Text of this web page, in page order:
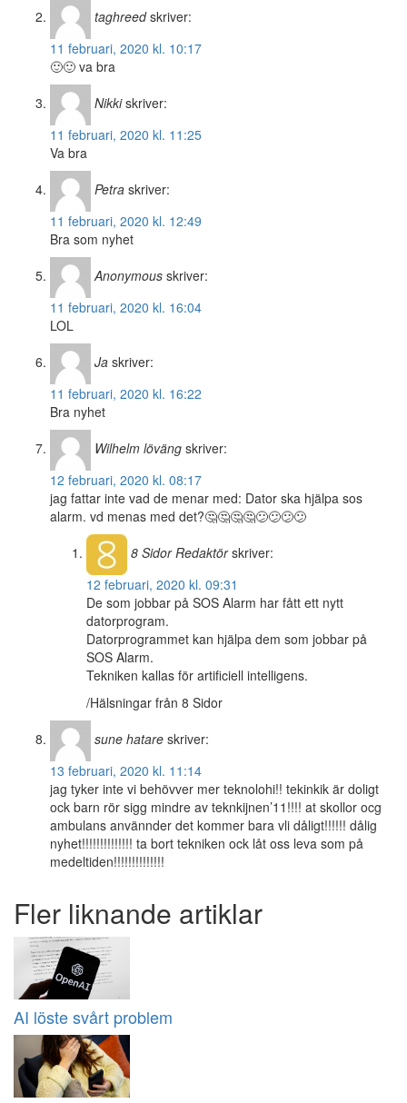
taghreed skriver:
11 februari, 2020 kl. 10:17
🙂🙂 va bra
Nikki skriver:
11 februari, 2020 kl. 11:25
Va bra
Petra skriver:
11 februari, 2020 kl. 12:49
Bra som nyhet
Anonymous skriver:
11 februari, 2020 kl. 16:04
LOL
Ja skriver:
11 februari, 2020 kl. 16:22
Bra nyhet
Wilhelm löväng skriver:
12 februari, 2020 kl. 08:17
jag fattar inte vad de menar med: Dator ska hjälpa sos
alarm. vd menas med det?🤔🤔🤔🤔😕😕😕😕
8 SidorRedaktör skriver:
12 februari, 2020 kl. 09:31
De som jobbar på SOS Alarm har fått ett nytt
datorprogram.
Datorprogrammet kan hjälpa dem som jobbar på
SOS Alarm.
Tekniken kallas för artificiell intelligens.
/Hälsningar från 8 Sidor
sune hatare skriver:
13 februari, 2020 kl. 11:14
jag tyker inte vi behövver mer teknolohi!! tekinkik är doligt
ock barn rör sigg mindre av teknkijnen’11!!!! at skollor ocg
ambulans använnder det kommer bara vli dåligt!!!!!! dålig
nyhet!!!!!!!!!!!!!! ta bort tekniken ock låt oss leva som på
medeltiden!!!!!!!!!!!!!!
Fler liknande artiklar
AI löste svårt problem